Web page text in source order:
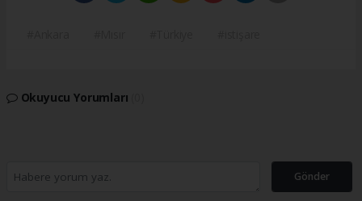
Okuyucu Yorumları
Gönder